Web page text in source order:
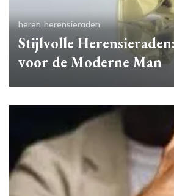
heren herensieraden
Stijlvolle
voor de Moderne Man